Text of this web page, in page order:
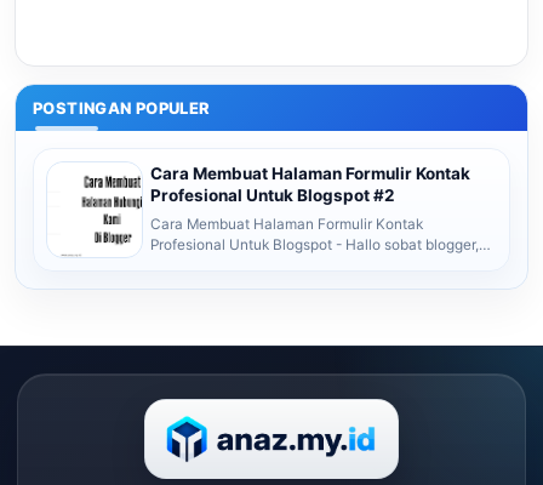
POSTINGAN POPULER
Cara Membuat Halaman Formulir Kontak
Profesional Untuk Blogspot #2
Cara Membuat Halaman Formulir Kontak
Profesional Untuk Blogspot - Hallo sobat blogger,
akan me...